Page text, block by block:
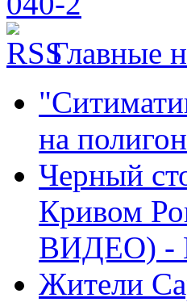
Главные
на
Черный
Кривом
ВИДЕО) -
Жители